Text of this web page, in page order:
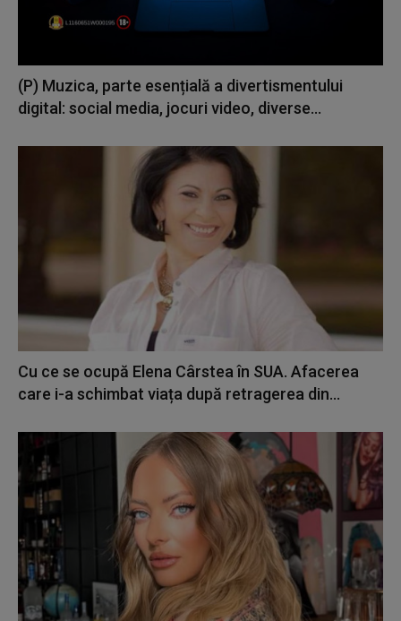
(P) Muzica, parte esențială a divertismentului
digital: social media, jocuri video, diverse...
Cu ce se ocupă Elena Cârstea în SUA. Afacerea
care i-a schimbat viața după retragerea din...